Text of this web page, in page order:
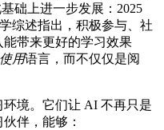
基础上进一步发展：2025
综述指出，积极参与、社
带来更好的学习效果
使用语言，而不仅仅是阅
境。它们让 AI 不再只是
伴，能够：